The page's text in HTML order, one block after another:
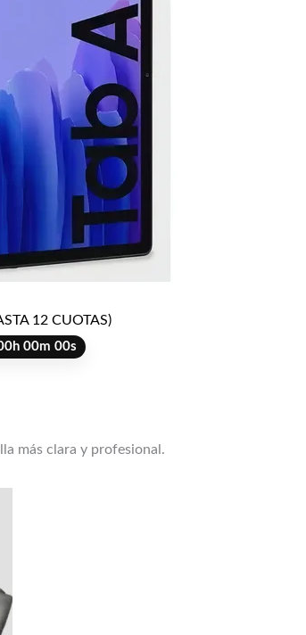
12 CUOTAS)
h 00m 00s
más clara y profesional.